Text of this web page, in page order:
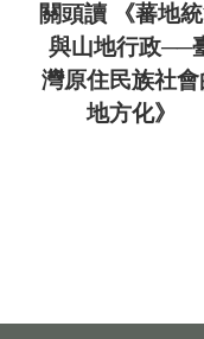
關頭讀 《蕃地
與山地行政──
灣原住民族社會
地方化》